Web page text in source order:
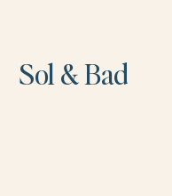
Sol & Bad